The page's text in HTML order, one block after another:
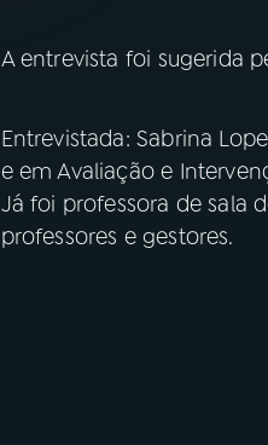
A entrevista foi sugerida
Entrevistada: Sabrina
e em Avaliação e
Já foi professora de sala
professores e gestores.